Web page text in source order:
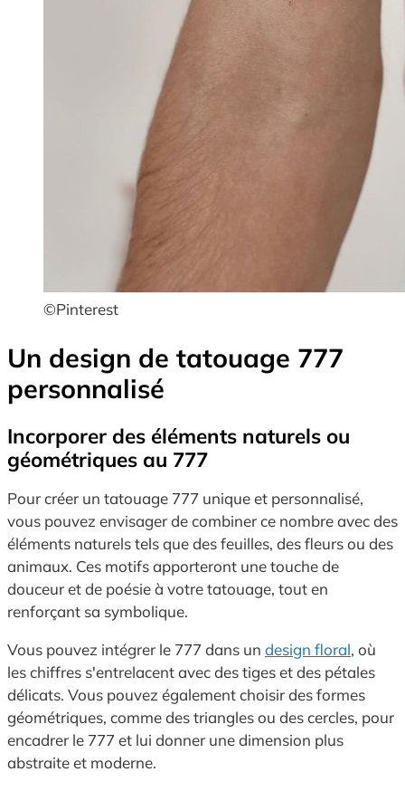
©Pinterest
Un design de tatouage 777
personnalisé
Incorporer des éléments naturels ou
géométriques au 777
Pour créer un tatouage 777 unique et personnalisé,
vous pouvez envisager de combiner ce nombre avec des
éléments naturels tels que des feuilles, des fleurs ou des
animaux. Ces motifs apporteront une touche de
douceur et de poésie à votre tatouage, tout en
renforçant sa symbolique.
Vous pouvez intégrer le 777 dans un design floral, où
les chiffres s'entrelacent avec des tiges et des pétales
délicats. Vous pouvez également choisir des formes
géométriques, comme des triangles ou des cercles, pour
encadrer le 777 et lui donner une dimension plus
abstraite et moderne.